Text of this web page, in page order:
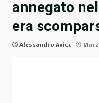
annegato
era
Alessandro Avico